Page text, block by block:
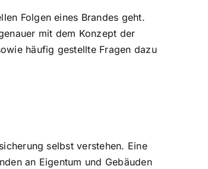
Folgen eines Brandes geht.
mit dem Konzept der
häufig gestellte Fragen dazu
selbst verstehen. Eine
an Eigentum und Gebäuden